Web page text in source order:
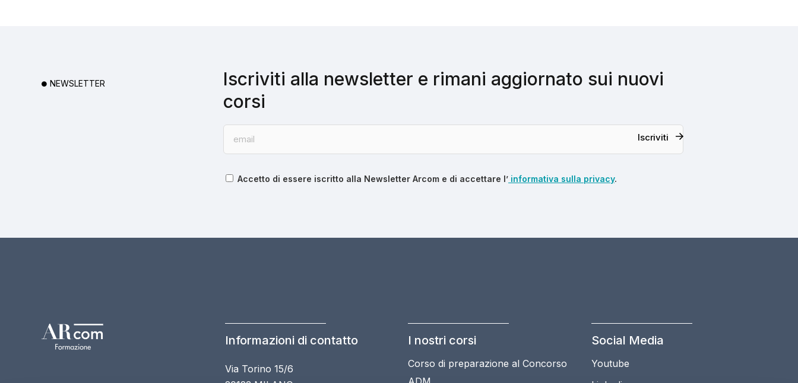
NEWSLETTER
Iscriviti alla newsletter e rimani aggiornato sui nuovi
corsi
Iscriviti
Accetto di essere iscritto alla Newsletter Arcom e di accettare l’ informativa sulla privacy.
Informazioni di contatto
Via Torino 15/6
I nostri corsi
Corso di preparazione al Concorso
Social Media
Youtube